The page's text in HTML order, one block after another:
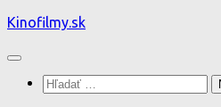
Preskočiť
obsah
Kinofilmy.sk
Hľadať: